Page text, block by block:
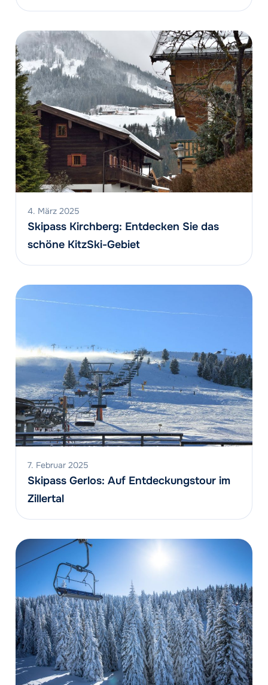
4. März 2025
Skipass Kirchberg: Entdecken Sie das
schöne KitzSki-Gebiet
7. Februar 2025
Skipass Gerlos: Auf Entdeckungstour im
Zillertal